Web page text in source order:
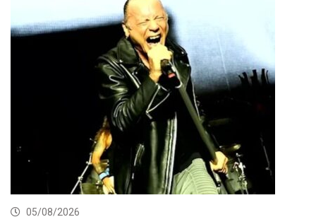
05/08/2026